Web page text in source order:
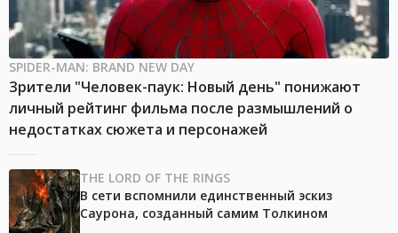
SPIDER-MAN: BRAND NEW DAY
Зрители "Человек-паук: Новый день" понижают
личный рейтинг фильма после размышлений о
недостатках сюжета и персонажей
THE LORD OF THE RINGS
В сети вспомнили единственный эскиз
Саурона, созданный самим Толкином